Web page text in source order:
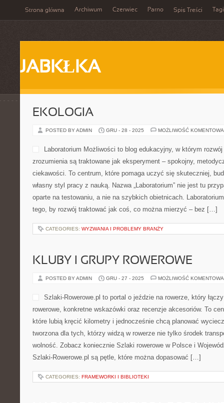
Strona główna Archiwum Czerwiec Parno Spis Treści Tagi
JABKŁKA
EKOLOGIA
POSTED BY ADMIN GRU - 28 - 2025 MOŻLIWOŚĆ
Laboratorium Możliwości to blog edukacyjny, w którym
zrozumienia są traktowane jak eksperyment – spokojny,
ciekawości. To centrum, które pomaga uczyć się skuteczniej,
własny styl pracy z nauką. Nazwa „Laboratorium” nie jest tu
oparte na testowaniu, a nie na szybkich obietnicach.
tego, by rozwój traktować jak coś, co można mierzyć – bez […]
CATEGORIES: WYZWANIA I PROBLEMY BRANŻY
KLUBY I GRUPY ROWEROWE
POSTED BY ADMIN GRU - 27 - 2025 MOŻLIWOŚĆ
Szlaki-Rowerowe.pl to portal o jeździe na rowerze, który
rowerowe, konkretne wskazówki oraz recenzje akcesoriów. To
które lubią kręcić kilometry i jednocześnie chcą planować
tworzona dla tych, którzy widzą w rowerze nie tylko środek
wolność. Zobacz koniecznie Szlaki rowerowe w Polsce i
Szlaki-Rowerowe.pl są pętle, które można dopasować […]
CATEGORIES: FRAMEWORKI I BIBLIOTEKI